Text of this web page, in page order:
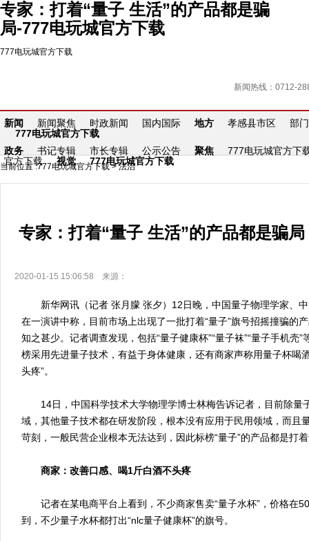
专家：打着“量子 生活”的产品都是骗
局-777电玩城官方下载
777电玩城官方下载
新闻热线：0712-
新闻 新闻聚焦 时政新闻 国内国际 地方 孝感县市区
部门
777电玩城官方下载
政务
书记专辑 市长专辑 公示公告 聚焦
777电玩城官方下
官方下载
视觉 777电玩城官方下载
当前位置 :777电玩城官方下载>法治
专家：打着“量子 生活”的产品都是骗局
2020-01-15 15:06:58 来源：
新华网讯（记者 张月朦 张夕）12日晚，中国量子物理学家、中
在一演讲中称，目前市场上出现了一批打着“量子”旗号招摇撞骗的
知之甚少。记者调查发现，包括“量子健康杯”“量子袜”“量子手机壳
榜采用先进量子技术，有益于身体健康，还有商家声称用量子杯喝
头疼”。
14日，中国科学技术大学物理学博士林梅告诉记者，目前除量
域，其他量子技术都在研发阶段，根本没有应用于民用领域，而且
苛刻，一般民营企业根本无法达到，因此标榜“量子”的产品都是打
商家：改善口感、喝1斤白酒不头疼
记者在某电商平台上看到，不少商家售卖“量子水杯”，价格在
到，不少量子水杯都打出“nlc量子健康杯”的旗号。